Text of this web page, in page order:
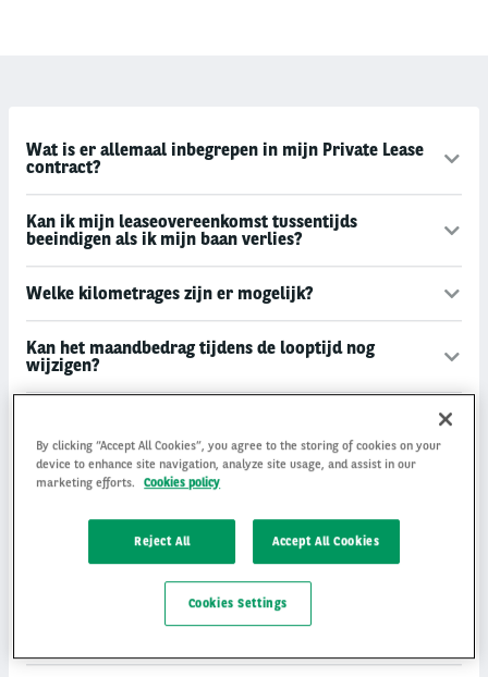
Wat is er allemaal inbegrepen in mijn Private Lease
contract?
Kan ik mijn leaseovereenkomst tussentijds
beeindigen als ik mijn baan verlies?
Welke kilometrages zijn er mogelijk?
Kan het maandbedrag tijdens de looptijd nog
wijzigen?
Waar kan ik terecht voor onderhoud?
Word ik geholpen bij pech in het buitenland?
Wie mag er in de auto rijden?
By clicking “Accept All Cookies”, you agree to the storing of cookies on your
device to enhance site navigation, analyze site usage, and assist in our
marketing efforts.
Cookies policy
Reject All Accept All Cookies
Cookies Settings